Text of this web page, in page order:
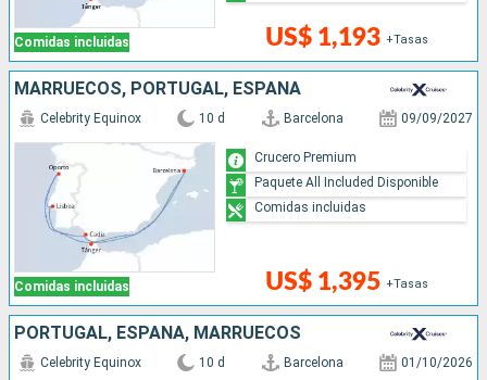
Comidas incluidas US$ 1,193 +Tasas
MARRUECOS, PORTUGAL, ESPAÑA
Comidas incluidas
Celebrity Equinox 10 d Barcelona 09/09/2027
US$ 1,395 +Tasas
Crucero Premium
Paquete All Included Disponible
Comidas incluidas
PORTUGAL, ESPAÑA, MARRUECOS
Celebrity Equinox 10 d Barcelona 01/10/2026